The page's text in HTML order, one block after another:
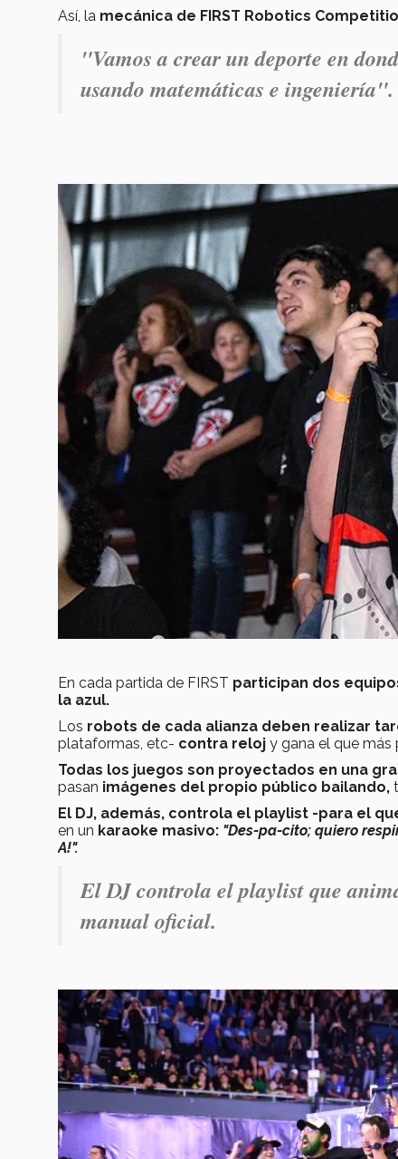
Así, la mecánica de FIRST Robotics
"Vamos a crear un deporte en
usando matemáticas e ingeniería".
En cada partida de FIRST participan dos
la azul.
Los robots de cada alianza deben realizar
plataformas, etc- contra reloj y gana el que más
Todas los juegos son proyectados en una
pasan imágenes del propio público bailando,
El DJ, además, controla el playlist -para el
en un karaoke masivo: "Des-pa-cito; quiero
A!".
El DJ controla el playlist que
manual oficial.